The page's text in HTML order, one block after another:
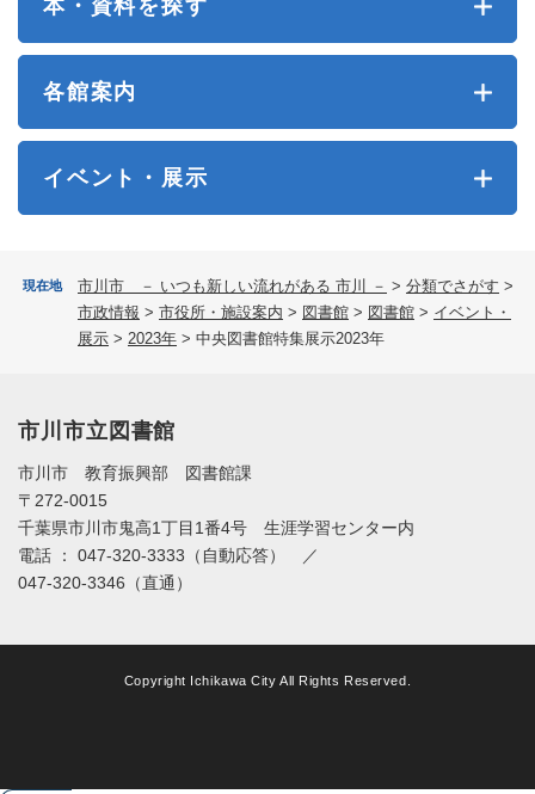
現在地 市川市 － いつも新しい流れがある 市川 － > 分類でさがす >
市政情報 > 市役所・施設案内 > 図書館 > 図書館 > イベント・
展示 > 2023年 > 中央図書館特集展示2023年
本・資料を探す
各館案内
イベント・展示
市川市立図書館
市川市 教育振興部 図書館課
〒272-0015
千葉県市川市鬼高1丁目1番4号 生涯学習センター内
電話 ： 047-320-3333（自動応答） ／
047-320-3346（直通）
Copyright Ichikawa City All Rights Reserved.